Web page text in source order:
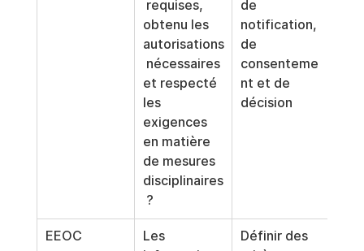
requises,
obtenu les
autorisations
nécessaires
et respecté
les
exigences
en matière
de mesures
disciplinaires
?
de
notification,
de
consenteme
nt et de
décision
EEOC
Les
Définir des